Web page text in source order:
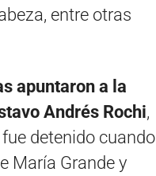
entre otras
apuntaron a la
Andrés Rochi,
detenido cuando
María Grande y